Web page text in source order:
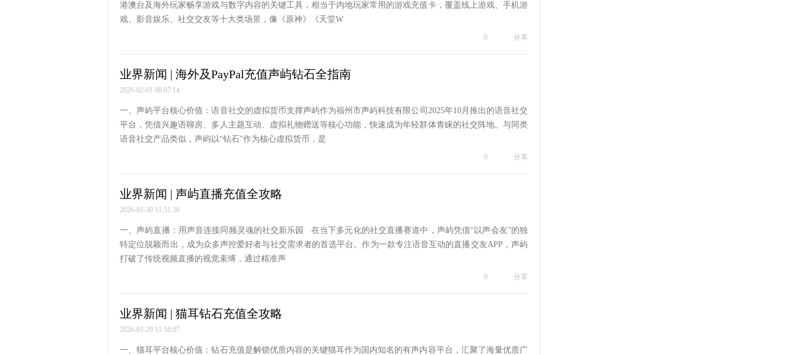
港澳台及海外玩家畅享游戏与数字内容的关键工具，相当于内地玩家常用的游戏充值卡，覆盖线上游戏、手机游
戏、影音娱乐、社交交友等十大类场景，像《原神》《天堂W
0 分享
业界新闻 | 海外及PayPal充值声屿钻石全指南
2026-02-01 08:07:14
一、声屿平台核心价值：语音社交的虚拟货币支撑声屿作为福州市声屿科技有限公司2025年10月推出的语音社交
平台，凭借兴趣语聊房、多人主题互动、虚拟礼物赠送等核心功能，快速成为年轻群体青睐的社交阵地。与同类
语音社交产品类似，声屿以“钻石”作为核心虚拟货币，是
0 分享
业界新闻 | 声屿直播充值全攻略
2026-01-30 11:51:36
一、声屿直播：用声音连接同频灵魂的社交新乐园 在当下多元化的社交直播赛道中，声屿凭借“以声会友”的独
特定位脱颖而出，成为众多声控爱好者与社交需求者的首选平台。作为一款专注语音互动的直播交友APP，声屿
打破了传统视频直播的视觉束缚，通过精准声
0 分享
业界新闻 | 猫耳钻石充值全攻略
2026-01-29 11:58:07
一、猫耳平台核心价值：钻石充值是解锁优质内容的关键猫耳作为国内知名的有声内容平台，汇聚了海量优质广